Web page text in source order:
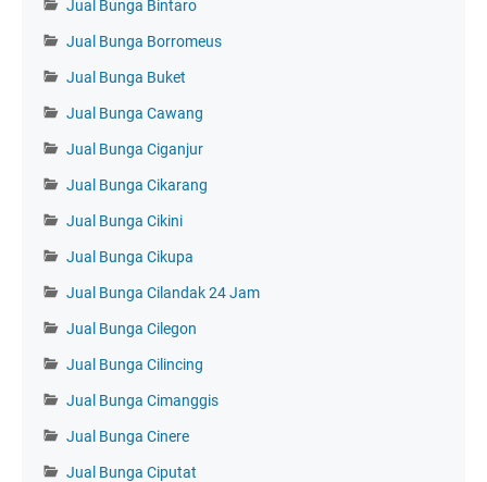
Jual Bunga Bintaro
Jual Bunga Borromeus
Jual Bunga Buket
Jual Bunga Cawang
Jual Bunga Ciganjur
Jual Bunga Cikarang
Jual Bunga Cikini
Jual Bunga Cikupa
Jual Bunga Cilandak 24 Jam
Jual Bunga Cilegon
Jual Bunga Cilincing
Jual Bunga Cimanggis
Jual Bunga Cinere
Jual Bunga Ciputat